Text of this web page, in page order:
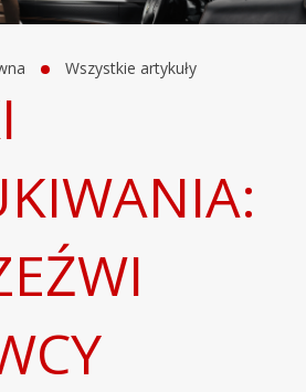
Wszystkie artykuły